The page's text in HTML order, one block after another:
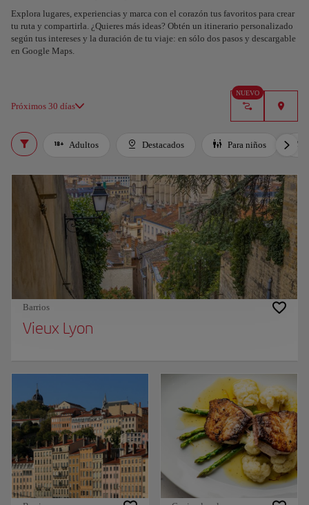
Explora lugares, experiencias y marca con el corazón tus favoritos para crear
tu ruta y compartirla. ¿Quieres más ideas? Obtén un itinerario personalizado
según tus intereses y la duración de tu viaje: en sólo dos pasos y descargable
en Google Maps.
Próximos 30 días
NUEVO
Adultos Destacados Para niños
Barrios
Vieux Lyon